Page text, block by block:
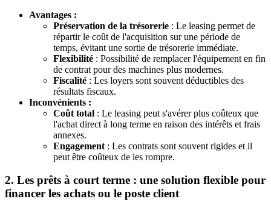
Avantages :
Préservation de la trésorerie : Le leasing permet de
répartir le coût de l'acquisition sur une période de
temps, évitant une sortie de trésorerie immédiate.
Flexibilité : Possibilité de remplacer l'équipement en fin
de contrat pour des machines plus modernes.
Fiscalité : Les loyers sont souvent déductibles des
résultats fiscaux.
Inconvénients :
Coût total : Le leasing peut s'avérer plus coûteux que
l'achat direct à long terme en raison des intérêts et frais
annexes.
Engagement : Les contrats sont souvent rigides et il
peut être coûteux de les rompre.
2. Les prêts à court terme : une solution flexible pour
financer les achats ou le poste client